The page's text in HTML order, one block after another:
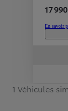
17
En savoir
1 Véhicules